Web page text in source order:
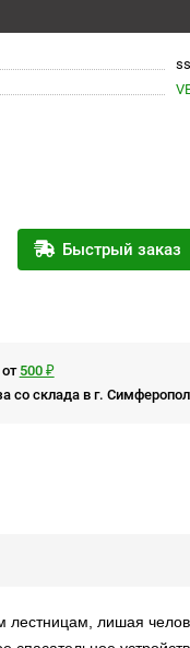
Быстрый заказ
500 ₽
со склада в г.
лишая